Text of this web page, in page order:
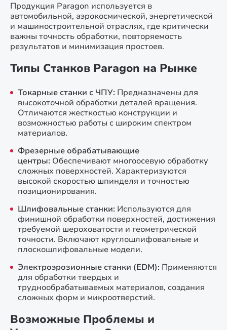
Продукция Paragon используется в
автомобильной, аэрокосмической, энергетической
и машиностроительной отраслях, где критически
важны точность обработки, повторяемость
результатов и минимизация простоев.
Типы Станков Paragon на Рынке
Токарные станки с ЧПУ: Предназначены для
высокоточной обработки деталей вращения.
Отличаются жесткостью конструкции и
возможностью работы с широким спектром
материалов.
Фрезерные обрабатывающие
центры: Обеспечивают многоосевую обработку
сложных поверхностей. Характеризуются
высокой скоростью шпинделя и точностью
позиционирования.
Шлифовальные станки: Используются для
финишной обработки поверхностей, достижения
требуемой шероховатости и геометрической
точности. Включают круглошлифовальные и
плоскошлифовальные модели.
Электроэрозионные станки (EDM): Применяются
для обработки твердых и
труднообрабатываемых материалов, создания
сложных форм и микроотверстий.
Возможные Проблемы и